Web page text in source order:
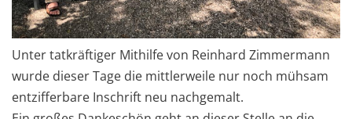
Unter tatkräftiger Mithilfe von Reinhard Zimmermann
wurde dieser Tage die mittlerweile nur noch mühsam
entzifferbare Inschrift neu nachgemalt.